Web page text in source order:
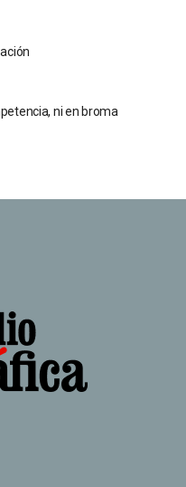
ni en broma